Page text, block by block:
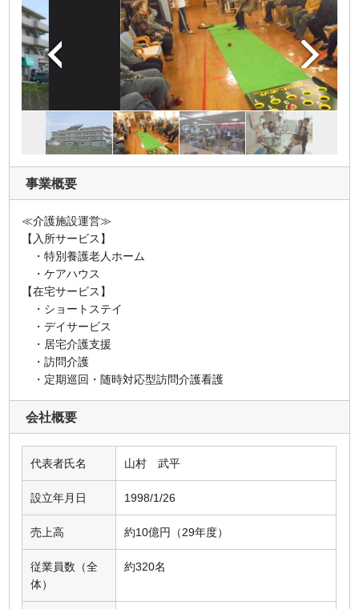
事業概要
≪介護施設運営≫
【入所サービス】
・特別養護老人ホーム
・ケアハウス
【在宅サービス】
・ショートステイ
・デイサービス
・居宅介護支援
・訪問介護
・定期巡回・随時対応型訪問介護看護
会社概要
代表者氏名 山村 武平
設立年月日 1998/1/26
売上高 約10億円（29年度）
従業員数（全
体）
約320名